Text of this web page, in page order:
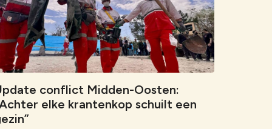
conflict Midden-Oosten:
elke krantenkop schuilt een